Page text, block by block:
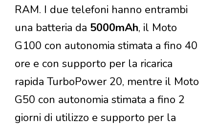
RAM. I due telefoni hanno entrambi
una batteria da 5000mAh, il Moto
G100 con autonomia stimata a fino 40
ore e con supporto per la ricarica
rapida TurboPower 20, mentre il Moto
G50 con autonomia stimata a fino 2
giorni di utilizzo e supporto per la